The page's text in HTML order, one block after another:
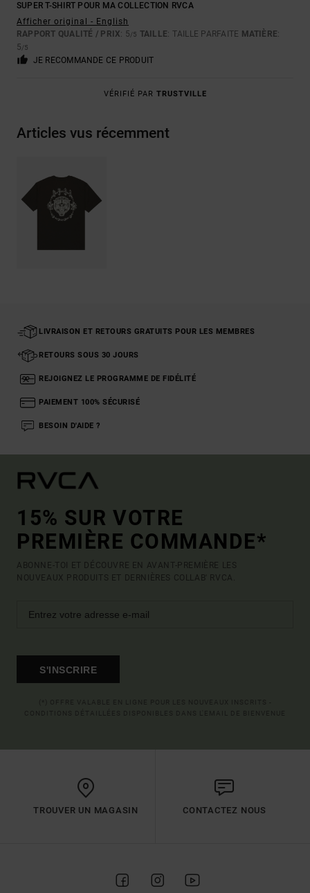
SUPER T-SHIRT POUR MA COLLECTION RVCA
Afficher original - English
RAPPORT QUALITÉ / PRIX: 5/5 TAILLE: TAILLE PARFAITE MATIÈRE:
5/5
JE RECOMMANDE CE PRODUIT
VÉRIFIÉ PAR TRUSTVILLE
Articles vus récemment
LIVRAISON ET RETOURS GRATUITS POUR LES MEMBRES
RETOURS SOUS 30 JOURS
REJOIGNEZ LE PROGRAMME DE FIDÉLITÉ
PAIEMENT 100% SÉCURISÉ
BESOIN D'AIDE ?
15% SUR VOTRE
PREMIÈRE COMMANDE*
ABONNE-TOI ET DÉCOUVRE EN AVANT-PREMIÈRE LES
NOUVEAUX PRODUITS ET DERNIÈRES COLLAB' RVCA.
S'INSCRIRE
TROUVER UN MAGASIN CONTACTEZ NOUS